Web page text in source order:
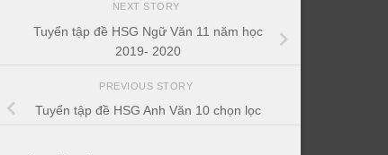
NEXT STORY
Tuyển tập đề HSG Ngữ Văn 11 năm học
2019- 2020
PREVIOUS STORY
Tuyển tập đề HSG Anh Văn 10 chọn lọc